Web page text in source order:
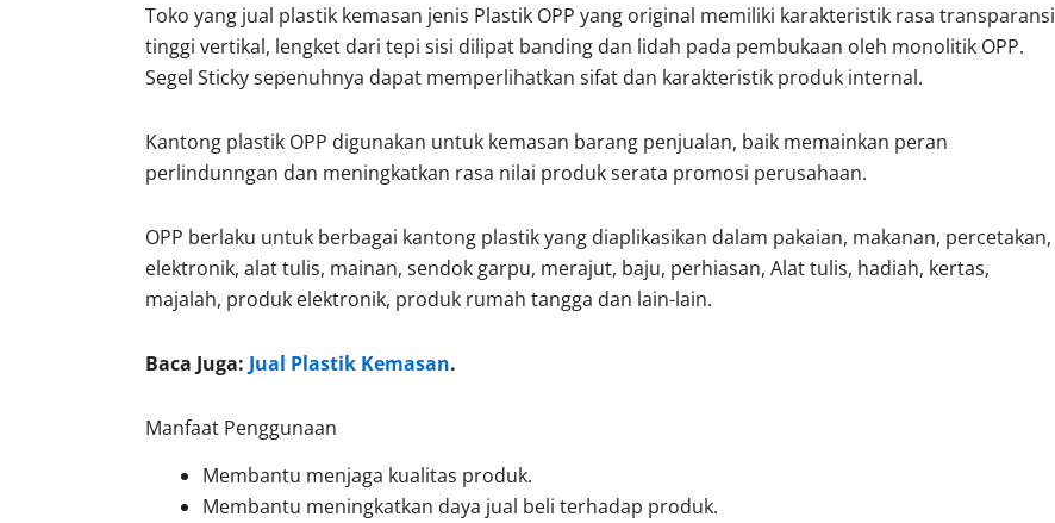
Toko yang jual plastik kemasan jenis Plastik OPP yang original memiliki karakteristik rasa transparansi
tinggi vertikal, lengket dari tepi sisi dilipat banding dan lidah pada pembukaan oleh monolitik OPP.
Segel Sticky sepenuhnya dapat memperlihatkan sifat dan karakteristik produk internal.
Kantong plastik OPP digunakan untuk kemasan barang penjualan, baik memainkan peran
perlindunngan dan meningkatkan rasa nilai produk serata promosi perusahaan.
OPP berlaku untuk berbagai kantong plastik yang diaplikasikan dalam pakaian, makanan, percetakan,
elektronik, alat tulis, mainan, sendok garpu, merajut, baju, perhiasan, Alat tulis, hadiah, kertas,
majalah, produk elektronik, produk rumah tangga dan lain-lain.
Baca Juga: Jual Plastik Kemasan.
Manfaat Penggunaan
Membantu menjaga kualitas produk.
Membantu meningkatkan daya jual beli terhadap produk.